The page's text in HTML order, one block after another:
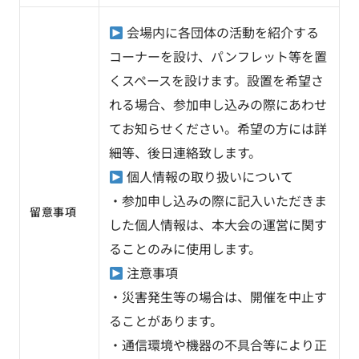
留意事項
会場内に各団体の活動を紹介する
コーナーを設け、パンフレット等を置
くスペースを設けます。設置を希望さ
れる場合、参加申し込みの際にあわせ
てお知らせください。希望の方には詳
細等、後日連絡致します。
個人情報の取り扱いについて
・参加申し込みの際に記入いただきま
した個人情報は、本大会の運営に関す
ることのみに使用します。
注意事項
・災害発生等の場合は、開催を中止す
ることがあります。
・通信環境や機器の不具合等により正